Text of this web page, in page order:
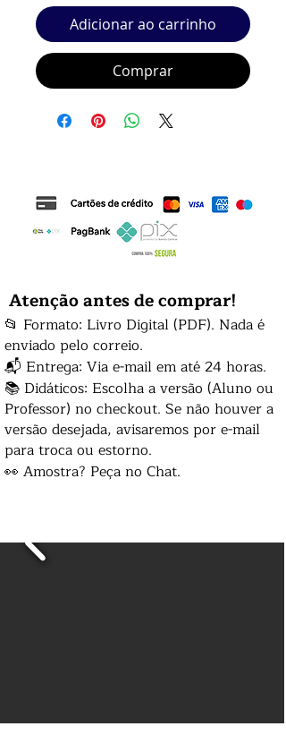
Adicionar ao carrinho
Comprar
Atenção antes de comprar!
📂 Formato: Livro Digital (PDF). Nada é
enviado pelo correio.
📬 Entrega: Via e-mail em até 24 horas.
📚 Didáticos: Escolha a versão (Aluno ou
Professor) no checkout. Se não houver a
versão desejada, avisaremos por e-mail
para troca ou estorno.
👀 Amostra? Peça no Chat.